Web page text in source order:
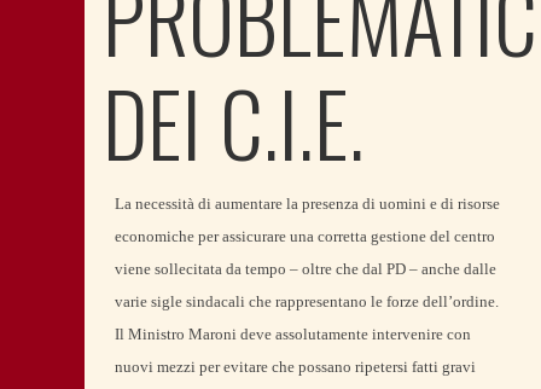
DEI C.I.E.
La necessità di aumentare la presenza di uomini e di risorse
economiche per assicurare una corretta gestione del centro
viene sollecitata da tempo – oltre che dal PD – anche dalle
varie sigle sindacali che rappresentano le forze dell’ordine.
Il Ministro Maroni deve assolutamente intervenire con
nuovi mezzi per evitare che possano ripetersi fatti gravi